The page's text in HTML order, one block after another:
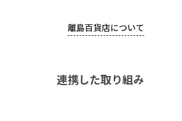
離島百貨店について
連携した取り組み